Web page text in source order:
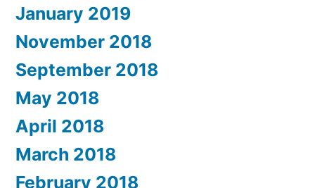
January 2019
November 2018
September 2018
May 2018
April 2018
March 2018
February 2018